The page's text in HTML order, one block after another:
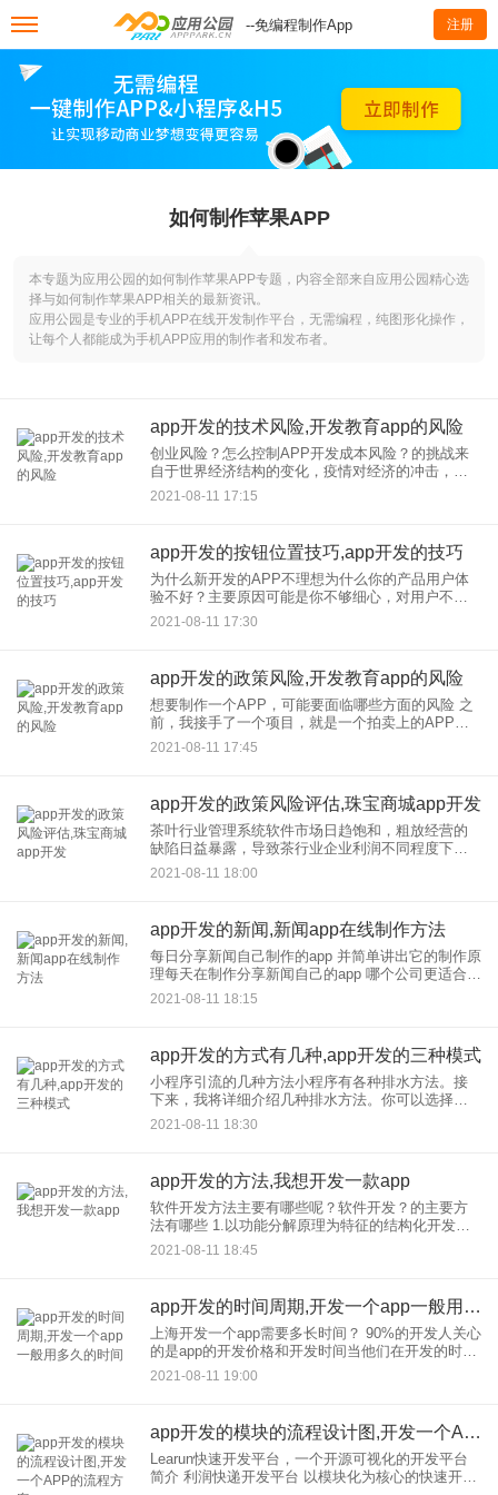
--免编程制作App 注册
如何制作苹果APP
本专题为应用公园的如何制作苹果APP专题，内容全部来自应用公园精心选
择与如何制作苹果APP相关的最新资讯。
应用公园是专业的手机APP在线开发制作平台，无需编程，纯图形化操作，
让每个人都能成为手机APP应用的制作者和发布者。
app开发的技术风险,开发教育app的风险
创业风险？怎么控制APP开发成本风险？的挑战来
自于世界经济结构的变化，疫情对经济的冲击，以
及激烈竞争下产业和服务升级的挑战。 危机背后是
机遇。每一次产业结构调整都是千载难逢的商机。
2021-08-11 17:15
app开发的按钮位置技巧,app开发的技巧
为什么新开发的APP不理想为什么你的产品用户体
验不好？主要原因可能是你不够细心，对用户不够
了解。为了减少大家的烦恼，时代财富网整理了一
些基本要素，要根据实际情况参考。 APP软件开发
2021-08-11 17:30
app开发的政策风险,开发教育app的风险
想要制作一个APP，可能要面临哪些方面的风险 之
前，我接手了一个项目，就是一个拍卖上的APP，
开发周期45天，运营时间12个月。在开发的费用为8
万元，后续在费用的支出约为30万元。经营12个月
2021-08-11 17:45
app开发的政策风险评估,珠宝商城app开发
茶叶行业管理系统软件市场日趋饱和，粗放经营的
缺陷日益暴露，导致茶行业企业利润不同程度下
滑。为了满足茶行业客户的个性化需求，适应未来
的发展，迫切需要一套完整的茶行业管理系统软
2021-08-11 18:00
app开发的新闻,新闻app在线制作方法
每日分享新闻自己制作的app 并简单讲出它的制作原
理每天在制作分享新闻自己的app 哪个公司更适合开
发的新闻资讯应用 开发的一个新闻资讯应用程序选
择了哪个公司更好。1.新闻无时无刻不在
2021-08-11 18:15
app开发的方式有几种,app开发的三种模式
小程序引流的几种方法小程序有各种排水方法。接
下来，我将详细介绍几种排水方法。你可以选择适
合你的小程序的排水方法 为数不多种方式不会出
现“是否跳转到其他小程序"”的提示框，大大降低了
2021-08-11 18:30
app开发的方法,我想开发一款app
软件开发方法主要有哪些呢？软件开发？的主要方
法有哪些 1.以功能分解原理为特征的结构化开发方
法；从上到下，逐步细化；知道在哪里实现软件功
能，简单实用。它是基于功能分解的，用户的功能
2021-08-11 18:45
app开发的时间周期,开发一个app一般用多久的时间
上海开发一个app需要多长时间？ 90%的开发人关心
的是app的开发价格和开发时间当他们在开发的时候
多的回答都很模糊，大概是“哦，我不知道，这要看.
这个答案是多么令人失望。即使你对做什么和目标
2021-08-11 19:00
app开发的模块的流程设计图,开发一个APP的流程方案
Learun快速开发平台，一个开源可视化的开发平台
简介 利润快递开发平台 以模块化为核心的快速开发